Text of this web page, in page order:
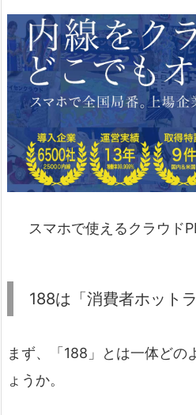
スマホで使えるクラウド
188は「消費者ホットラ
まず、「188」とは一体どの
ょうか。